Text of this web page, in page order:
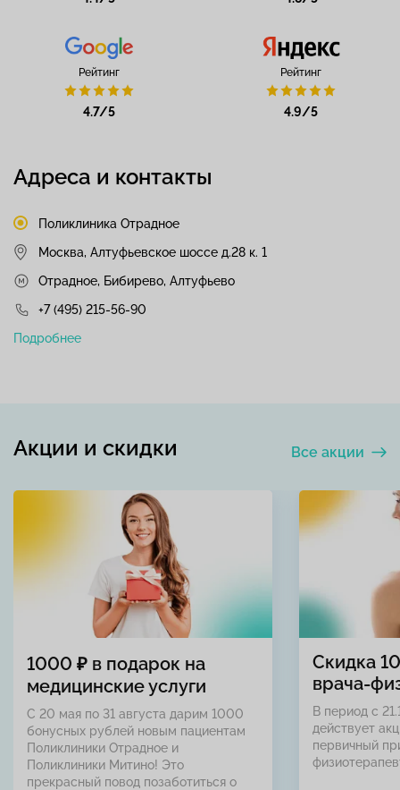
Рейтинг
4.7/5
Рейтинг
4.9/5
Адреса и контакты
Поликлиника Отрадное
Москва, Алтуфьевское шоссе д.28 к. 1
Отрадное, Бибирево, Алтуфьево
+7 (495) 215-56-90
Подробнее
Все акции
Акции и скидки
1000 ₽ в подарок на
медицинские услуги
С 20 мая по 31 августа дарим 1000
бонусных рублей новым пациентам
Поликлиники Отрадное и
Поликлиники Митино! Это
прекрасный повод позаботиться о
Скидка
врача-
В период с
действует
первичный